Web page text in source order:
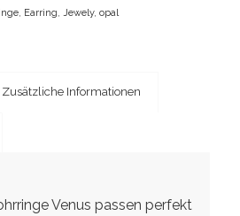
, Earring, Jewely, opal
Zusätzliche Informationen
Venus passen perfekt